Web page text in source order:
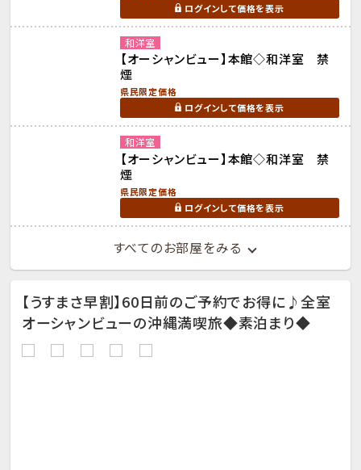
ログインして価格を表示
和洋室
【オーシャンビュー】本館◇和洋室 禁
煙
県民限定価格
ログインして価格を表示
和洋室
【オーシャンビュー】本館◇和洋室 禁
煙
県民限定価格
ログインして価格を表示
すべてのお部屋をみる
【うすまさ早割】60日前のご予約でお得に♪全室
オーシャンビューの沖縄満喫旅◆素泊まり◆